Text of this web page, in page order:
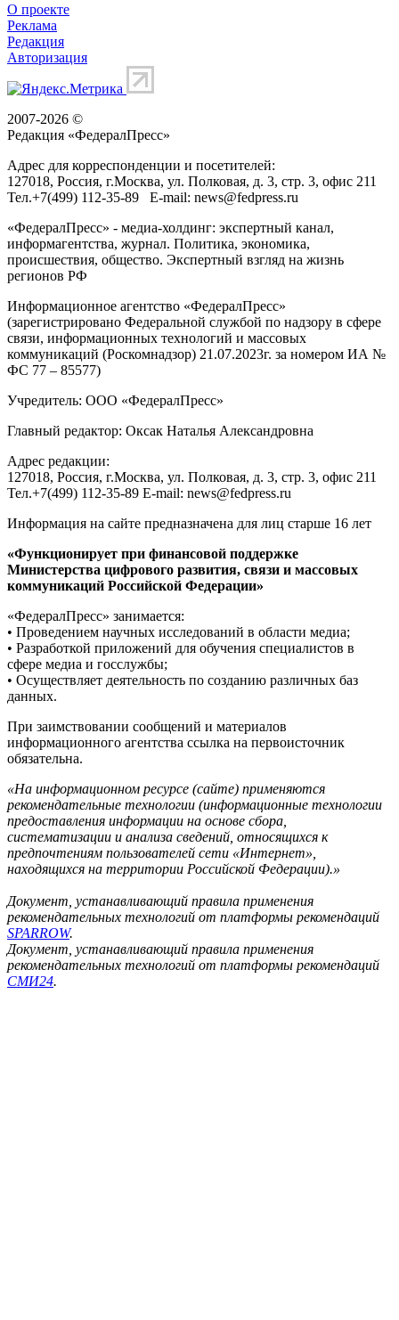
О проекте
Реклама
Редакция
Авторизация
2007-2026 ©
Редакция «ФедералПресс»
Адрес для корреспонденции и посетителей:
127018, Россия, г.Москва, ул. Полковая, д. 3, стр. 3, офис 211
Тел.+7(499) 112-35-89 E-mail: news@fedpress.ru
«ФедералПресс» - медиа-холдинг: экспертный канал,
информагентства, журнал. Политика, экономика,
происшествия, общество. Экспертный взгляд на жизнь
регионов РФ
Информационное агентство «ФедералПресс»
(зарегистрировано Федеральной службой по надзору в сфере
связи, информационных технологий и массовых
коммуникаций (Роскомнадзор) 21.07.2023г. за номером ИА №
ФС 77 – 85577)
Учредитель: ООО «ФедералПресс»
Главный редактор: Оксак Наталья Александровна
Адрес редакции:
127018, Россия, г.Москва, ул. Полковая, д. 3, стр. 3, офис 211
Тел.+7(499) 112-35-89 E-mail: news@fedpress.ru
Информация на сайте предназначена для лиц старше 16 лет
«Функционирует при финансовой поддержке
Министерства цифрового развития, связи и массовых
коммуникаций Российской Федерации»
«ФедералПресс» занимается:
• Проведением научных исследований в области медиа;
• Разработкой приложений для обучения специалистов в
сфере медиа и госслужбы;
• Осуществляет деятельность по созданию различных баз
данных.
При заимствовании сообщений и материалов
информационного агентства ссылка на первоисточник
обязательна.
«На информационном ресурсе (сайте) применяются
рекомендательные технологии (информационные технологии
предоставления информации на основе сбора,
систематизации и анализа сведений, относящихся к
предпочтениям пользователей сети «Интернет»,
находящихся на территории Российской Федерации).»
Документ, устанавливающий правила применения
рекомендательных технологий от платформы рекомендаций
SPARROW.
Документ, устанавливающий правила применения
рекомендательных технологий от платформы рекомендаций
СМИ24.